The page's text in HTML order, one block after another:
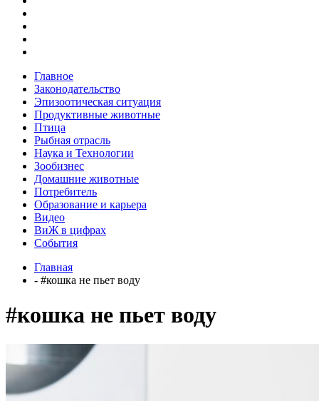
Главное
Законодательство
Эпизоотическая ситуация
Продуктивные животные
Птица
Рыбная отрасль
Наука и Технологии
Зообизнес
Домашние животные
Потребитель
Образование и карьера
Видео
ВиЖ в цифрах
События
Главная
- #кошка не пьет воду
#кошка не пьет воду